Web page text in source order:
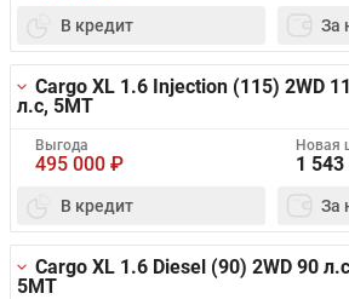
В кредит За
Cargo XL 1.6 Injection (115) 2WD
л.с, 5MT
Выгода
495 000 ₽
Новая
1 543
В кредит За
Cargo XL 1.6 Diesel (90) 2WD 90
5MT